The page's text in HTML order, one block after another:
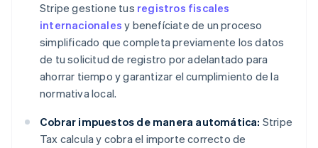
Stripe gestione tus registros fiscales
internacionales y benefíciate de un proceso
simplificado que completa previamente los datos
de tu solicitud de registro por adelantado para
ahorrar tiempo y garantizar el cumplimiento de la
normativa local.
Cobrar impuestos de manera automática: Stripe
Tax calcula y cobra el importe correcto de